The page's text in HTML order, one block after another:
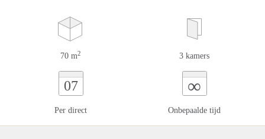
70 m2 3 kamers
07
Per direct
∞
Onbepaalde tijd